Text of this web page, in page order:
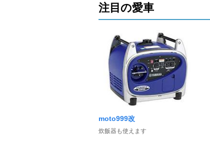
注目の愛車
moto999改
炊飯器も使えます